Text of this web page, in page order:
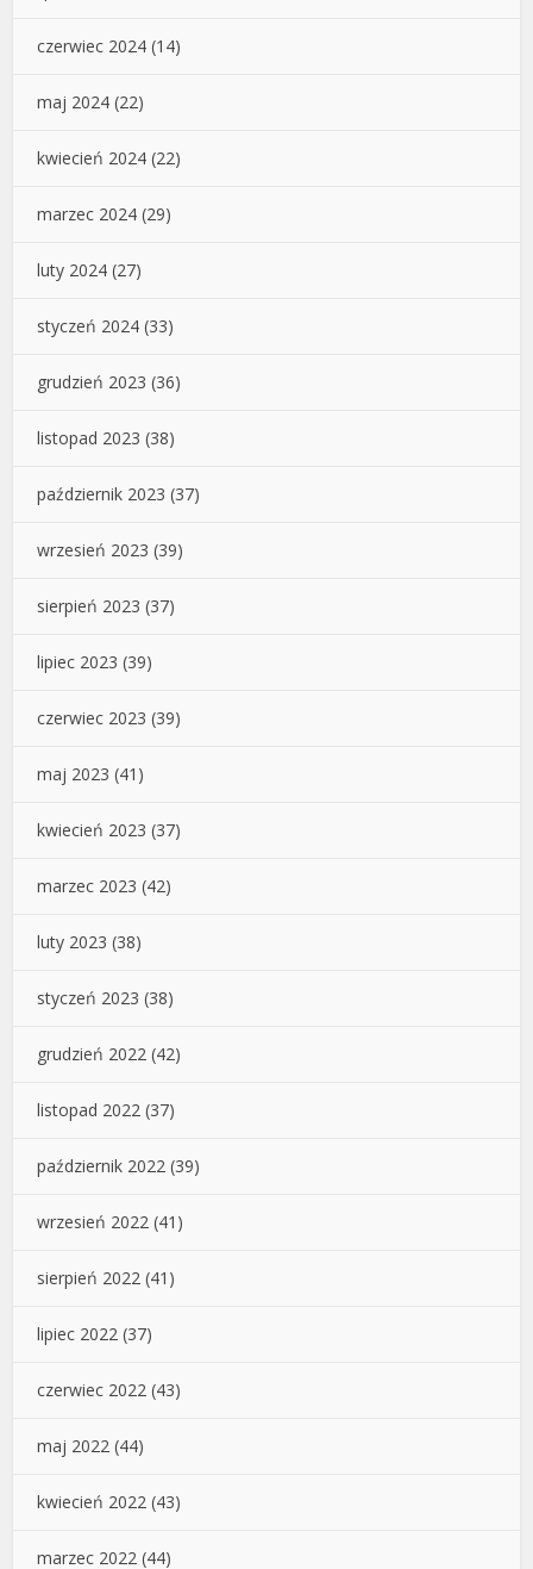
czerwiec 2024 (14)
maj 2024 (22)
kwiecień 2024 (22)
marzec 2024 (29)
luty 2024 (27)
styczeń 2024 (33)
grudzień 2023 (36)
listopad 2023 (38)
październik 2023 (37)
wrzesień 2023 (39)
sierpień 2023 (37)
lipiec 2023 (39)
czerwiec 2023 (39)
maj 2023 (41)
kwiecień 2023 (37)
marzec 2023 (42)
luty 2023 (38)
styczeń 2023 (38)
grudzień 2022 (42)
listopad 2022 (37)
październik 2022 (39)
wrzesień 2022 (41)
sierpień 2022 (41)
lipiec 2022 (37)
czerwiec 2022 (43)
maj 2022 (44)
kwiecień 2022 (43)
marzec 2022 (44)